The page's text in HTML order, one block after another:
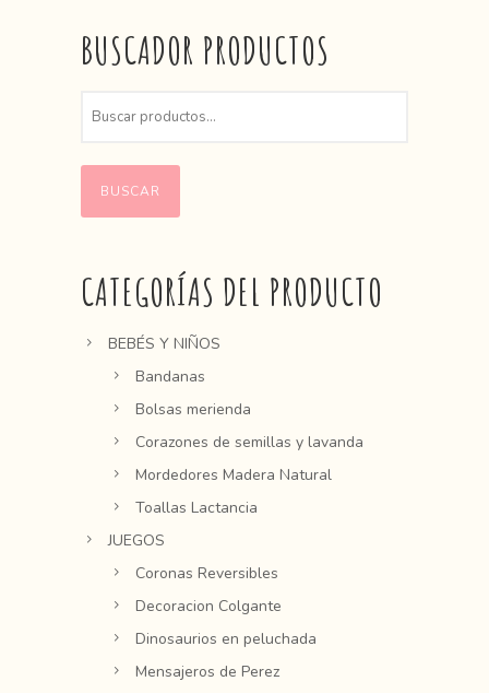
BUSCADOR PRODUCTOS
BUSCAR
CATEGORÍAS DEL PRODUCTO
BEBÉS Y NIÑOS
Bandanas
Bolsas merienda
Corazones de semillas y lavanda
Mordedores Madera Natural
Toallas Lactancia
JUEGOS
Coronas Reversibles
Decoracion Colgante
Dinosaurios en peluchada
Mensajeros de Perez